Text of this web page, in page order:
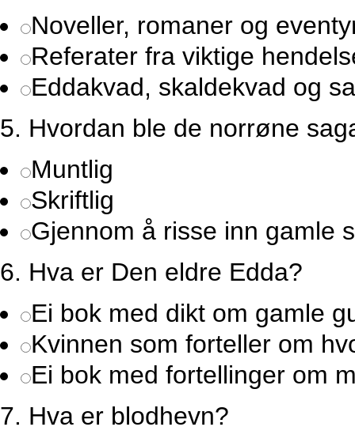
Noveller, romaner og
Referater fra viktige
Eddakvad, skaldekvad og
5. Hvordan ble de norrøne
Muntlig
Skriftlig
Gjennom å risse inn gamle
6. Hva er Den eldre Edda?
Ei bok med dikt om gamle
Kvinnen som forteller om
Ei bok med fortellinger om
7. Hva er blodhevn?